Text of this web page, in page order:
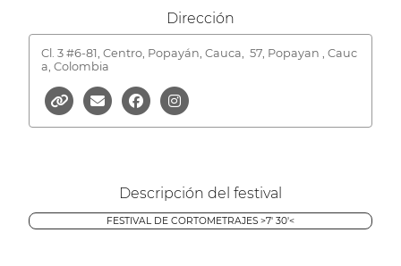
Dirección
Cl. 3 #6-81, Centro, Popayán, Cauca,
57, Popayan , Cauc
a, Colombia
Descripción del festival
FESTIVAL DE CORTOMETRAJES >7' 30'<